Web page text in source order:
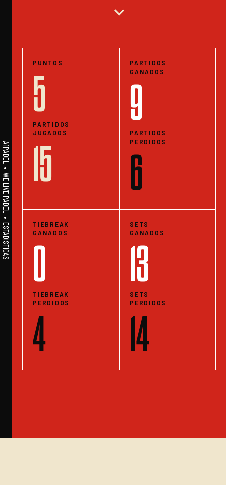
A1PADEL • WE LIVE PADEL • ESTADISTICAS
expand_more
PUNTOS
5
PARTIDOS
JUGADOS
15
PARTIDOS
GANADOS
9
PARTIDOS
PERDIDOS
6
TIEBREAK
GANADOS
0
TIEBREAK
PERDIDOS
4
SETS
GANADOS
13
SETS
PERDIDOS
14